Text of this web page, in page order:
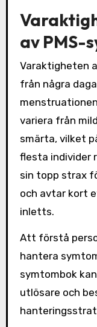
av PMS-
Varaktigheten
från några
variera från
smärta, vilket
flesta individer
sin topp strax
och avtar kort
inletts.
Att förstå
hantera
symtombok
utlösare och